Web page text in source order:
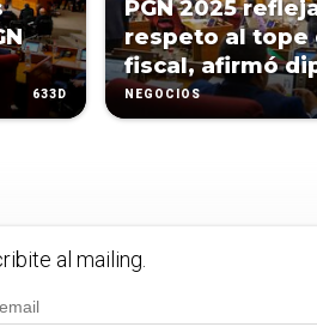
633D
PGN 2025
respeto al tope
fiscal, afirmó
NEGOCIOS
al mailing.